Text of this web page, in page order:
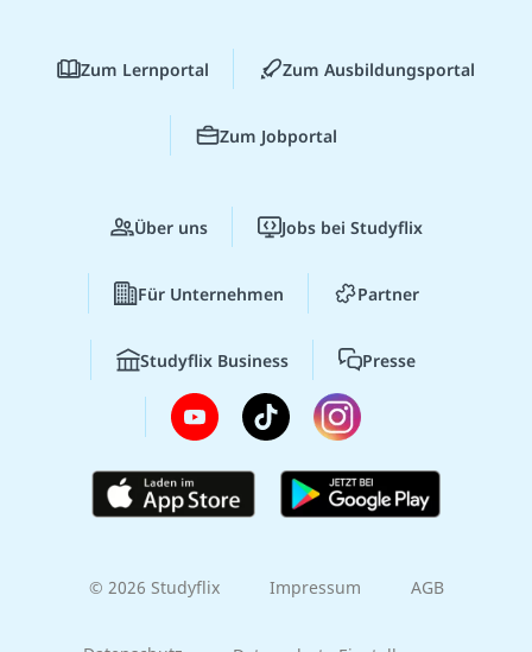
Zum Lernportal Zum Ausbildungsportal
Zum Jobportal
Über uns Jobs bei Studyflix
Für Unternehmen Partner
Studyflix Business Presse
© 2026 Studyflix Impressum AGB